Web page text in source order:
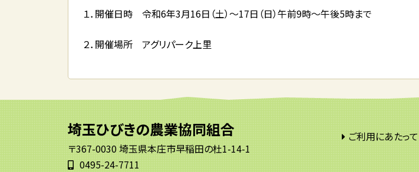
１．開催日時 令和6年3月16日（土）～17日（日）午前9時～午後5時まで
２．開催場所 アグリパーク上里
ご利用にあたって
埼玉ひびきの農業協同組合
〒367-0030 埼玉県本庄市早稲田の杜1-14-1
0495-24-7711